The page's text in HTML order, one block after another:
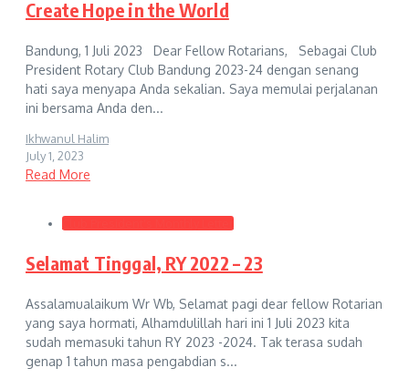
Create Hope in the World
Bandung, 1 Juli 2023 Dear Fellow Rotarians, Sebagai Club
President Rotary Club Bandung 2023-24 dengan senang
hati saya menyapa Anda sekalian. Saya memulai perjalanan
ini bersama Anda den...
Ikhwanul Halim
July 1, 2023
Read More
Selamat Tinggal, RY 2022 – 23
Assalamualaikum Wr Wb, Selamat pagi dear fellow Rotarian
yang saya hormati, Alhamdulillah hari ini 1 Juli 2023 kita
sudah memasuki tahun RY 2023 -2024. Tak terasa sudah
genap 1 tahun masa pengabdian s...